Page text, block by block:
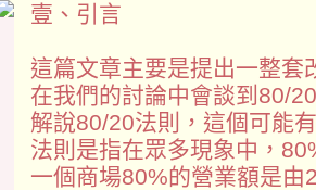
壹、引言
這篇文章主要是提出一整套
在我們的討論中會談到80/
解說80/20法則，這個可能
法則是指在眾多現象中，
一個商場80%的營業額是